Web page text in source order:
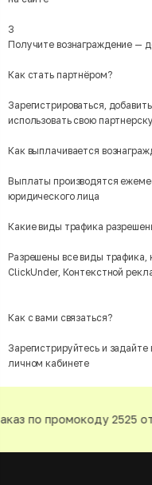
3
Получите вознаграждение —
Как стать партнёром?
Зарегистрироваться,
использовать свою
Как выплачивается
Выплаты производятся
юридического лица
Какие виды трафика
Разрешены все виды
ClickUnder, Контекстной
Как с вами связаться?
Зарегистрируйтесь и
личном кабинете
по промокоду 2525